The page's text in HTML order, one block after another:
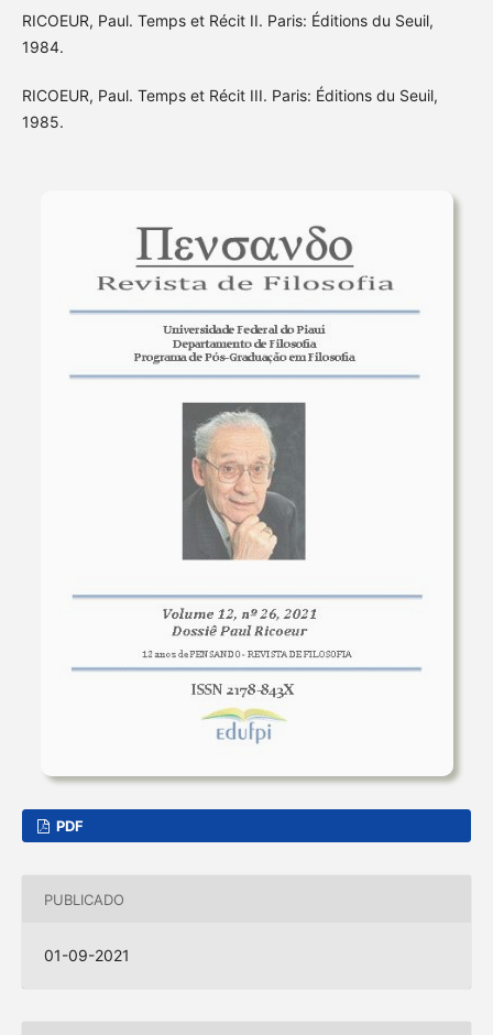
RICOEUR, Paul. Temps et Récit II. Paris: Éditions du Seuil,
1984.
RICOEUR, Paul. Temps et Récit III. Paris: Éditions du Seuil,
1985.
PDF
PUBLICADO
01-09-2021